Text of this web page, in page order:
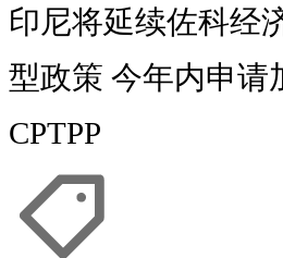
印尼将延续佐科经
型政策 今年内申请
CPTPP